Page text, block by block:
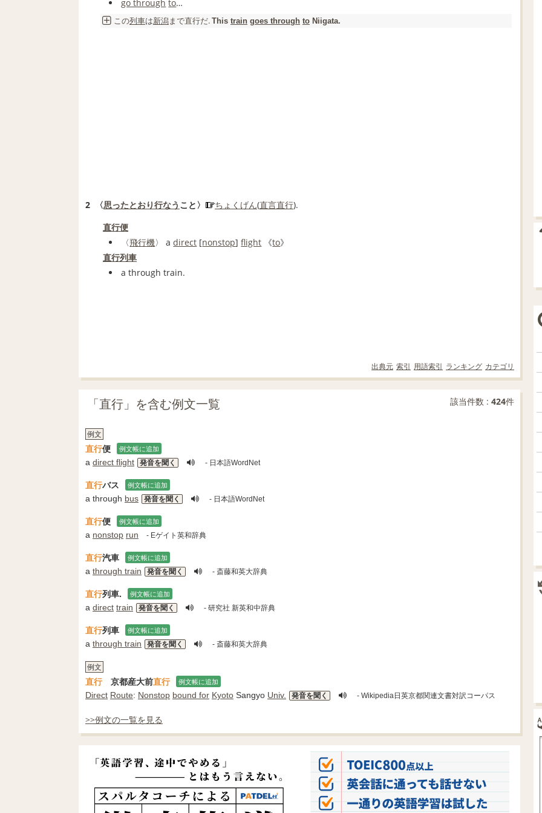
go through to…
この列車は新潟まで直行だ. This train goes through to Niigata.
2 〈思ったとおり行なう こと〉 ちょくげん(直言直行).
直行便
〈飛行機〉 adirect [nonstop]flight 《to》
直行列車
a through train.
出典元 索引 用語索引 ランキング カテゴリ
「直行」を含む例文一覧 該当件数 : 424件
例文
直行便 例文帳に追加
a direct flight 発音を聞く - 日本語WordNet
直行バス 例文帳に追加
a through bus 発音を聞く - 日本語WordNet
直行便 例文帳に追加
a nonstop run - Eゲイト英和辞典
直行汽車 例文帳に追加
a through train 発音を聞く - 斎藤和英大辞典
直行列車. 例文帳に追加
a direct train 発音を聞く - 研究社 新英和中辞典
直行列車 例文帳に追加
a through train 発音を聞く - 斎藤和英大辞典
例文
直行京都産大前直行 例文帳に追加
Direct Route: Nonstop bound for Kyoto Sangyo Univ. 発音を聞く - Wikipedia日英京都関連文書対訳コーパス
>>例文の一覧を見る